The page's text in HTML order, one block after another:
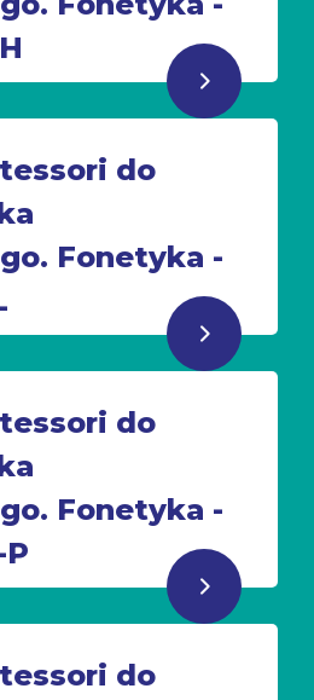
do
Fonetyka -
do
Fonetyka -
do